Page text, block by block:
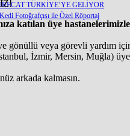
TÜRKİYE’YE GELİYOR
Fotoğrafçısı ile Özel Röportaj
katılan üye
gönüllü veya görevli yardım
İzmir, Mersin, Muğla)
arkada kalmasın.